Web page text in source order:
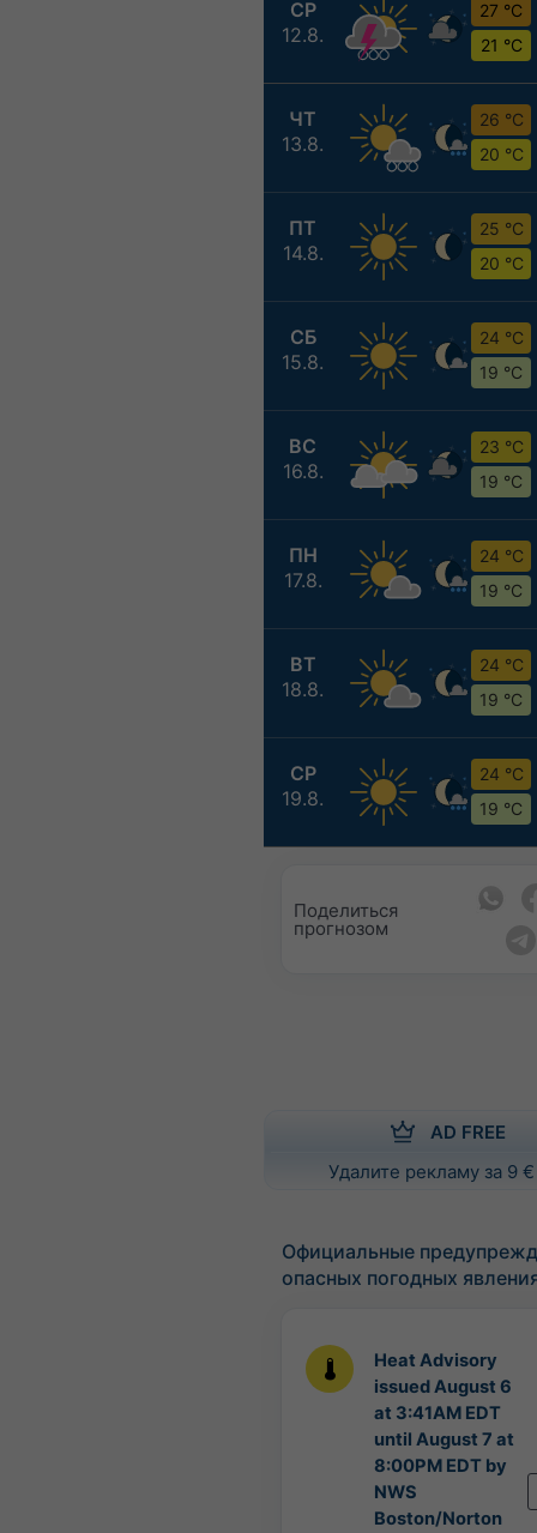
СР
12.8.
27 °C
21 °C
ЧТ
13.8.
26 °C
20 °C
ПТ
14.8.
25 °C
20 °C
СБ
15.8.
24 °C
19 °C
ВС
16.8.
23 °C
19 °C
ПН
17.8.
24 °C
19 °C
ВТ
18.8.
24 °C
19 °C
СР
19.8.
24 °C
19 °C
Поделиться
прогнозом
AD FREE
Удалите рекламу за 9 €
Официальные
опасных погодных
Heat Advisory
issued August 6
at 3:41AM EDT
until August 7 at
8:00PM EDT by
NWS
Boston/Norton